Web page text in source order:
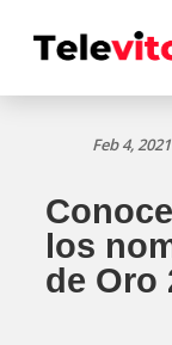
Feb 4, 2021
los
de Oro